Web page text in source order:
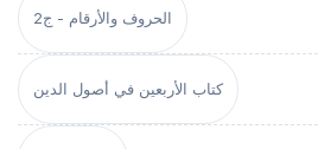
الحروف والأرقام - ج2
كتاب الأربعين في أصول الدين